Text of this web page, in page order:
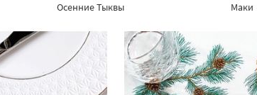
Осенние Тыквы Маки